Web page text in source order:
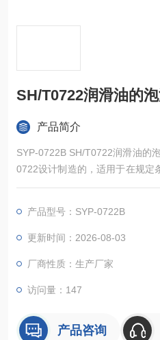
SH/T0722润滑油的
产品简介
SYP-0722B SH/T0722润滑油的泡沫倾向性测定仪，是按照SH/T
0722设计制造的，适用于在规定
和泡沫稳定性。
产品型号：SYP-0722B
更新时间：2026-08-03
厂商性质：生产厂家
访问量：147
产品咨询